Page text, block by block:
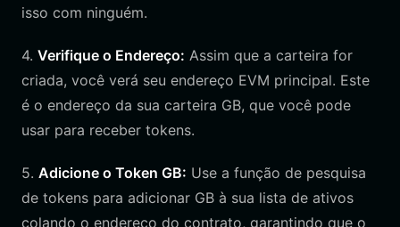
isso com ninguém.
4. Verifique o Endereço: Assim que a carteira for
criada, você verá seu endereço EVM principal. Este
é o endereço da sua carteira GB, que você pode
usar para receber tokens.
5. Adicione o Token GB: Use a função de pesquisa
de tokens para adicionar GB à sua lista de ativos
colando o endereço do contrato, garantindo que o